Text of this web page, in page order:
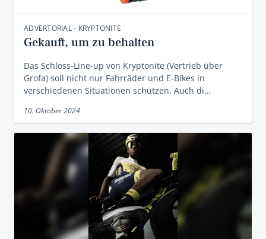
ADVERTORIAL - KRYPTONITE
Gekauft, um zu behalten
Das Schloss-Line-up von Kryptonite (Vertrieb über
Grofa) soll nicht nur Fahrräder und E-Bikes in
verschiedenen Situationen schützen. Auch di…
10. Oktober 2024